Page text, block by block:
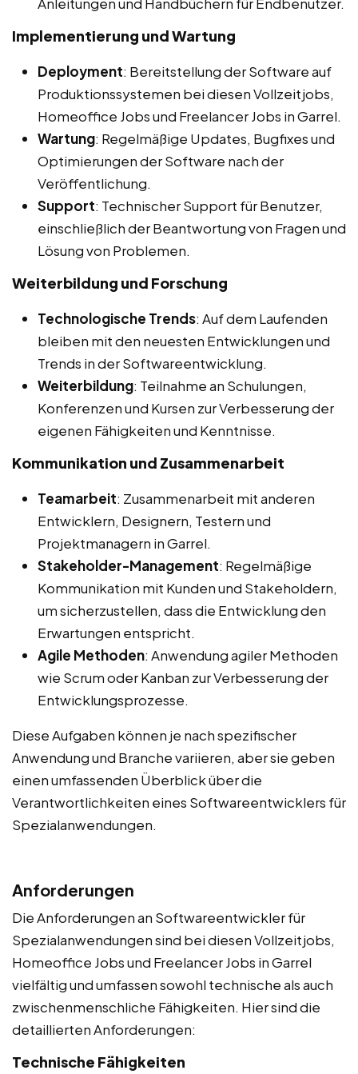
Implementierung und Wartung
Deployment: Bereitstellung der Software auf
Produktionssystemen bei diesen Vollzeitjobs,
Homeoffice Jobs und Freelancer Jobs in Garrel.
Wartung: Regelmäßige Updates, Bugfixes und
Optimierungen der Software nach der
Veröffentlichung.
Support: Technischer Support für Benutzer,
einschließlich der Beantwortung von Fragen und
Lösung von Problemen.
Weiterbildung und Forschung
Technologische Trends: Auf dem Laufenden
bleiben mit den neuesten Entwicklungen und
Trends in der Softwareentwicklung.
Weiterbildung: Teilnahme an Schulungen,
Konferenzen und Kursen zur Verbesserung der
eigenen Fähigkeiten und Kenntnisse.
Kommunikation und Zusammenarbeit
Teamarbeit: Zusammenarbeit mit anderen
Entwicklern, Designern, Testern und
Projektmanagern in Garrel.
Stakeholder-Management: Regelmäßige
Kommunikation mit Kunden und Stakeholdern,
um sicherzustellen, dass die Entwicklung den
Erwartungen entspricht.
Agile Methoden: Anwendung agiler Methoden
wie Scrum oder Kanban zur Verbesserung der
Entwicklungsprozesse.
Diese Aufgaben können je nach spezifischer
Anwendung und Branche variieren, aber sie geben
einen umfassenden Überblick über die
Verantwortlichkeiten eines Softwareentwicklers für
Spezialanwendungen.
Anforderungen
Die Anforderungen an Softwareentwickler für
Spezialanwendungen sind bei diesen Vollzeitjobs,
Homeoffice Jobs und Freelancer Jobs in Garrel
vielfältig und umfassen sowohl technische als auch
zwischenmenschliche Fähigkeiten. Hier sind die
detaillierten Anforderungen:
Technische Fähigkeiten